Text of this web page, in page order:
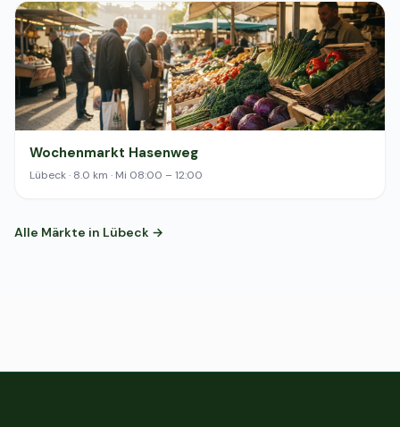
Wochenmarkt Hasenweg
Lübeck · 8.0 km · Mi 08:00 – 12:00
Alle Märkte in Lübeck →